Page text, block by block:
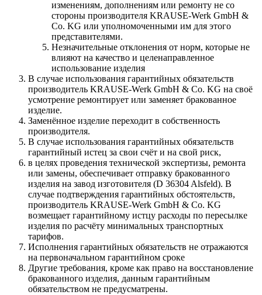
изменениям, дополнениям или ремонту не со
стороны производителя KRAUSE-Werk GmbH &
Со. KG или уполномоченными им для этого
представителями.
Незначительные отклонения от норм, которые не
влияют на качество и целенаправленное
использование изделия
В случае использования гарантийных обязательств
производитель KRAUSE-Werk GmbH & Со. KG на своё
усмотрение ремонтирует или заменяет бракованное
изделие.
Заменённое изделие переходит в собственность
производителя.
В случае использования гарантийных обязательств
гарантийный истец за свои счёт и на свой риск,
в целях проведения технической экспертизы, ремонта
или замены, обеспечивает отправку бракованного
изделия на завод изготовителя (D 36304 Alsfeld). В
случае подтверждения гарантийных обстоятельств,
производитель KRAUSE-Werk GmbH & Со. KG
возмещает гарантийному истцу расходы по пересылке
изделия по расчёту минимальных транспортных
тарифов.
Исполнения гарантийных обязательств не отражаются
на первоначальном гарантийном сроке
Другие требования, кроме как право на восстановление
бракованного изделия, данным гарантийным
обязательством не предусматрены.